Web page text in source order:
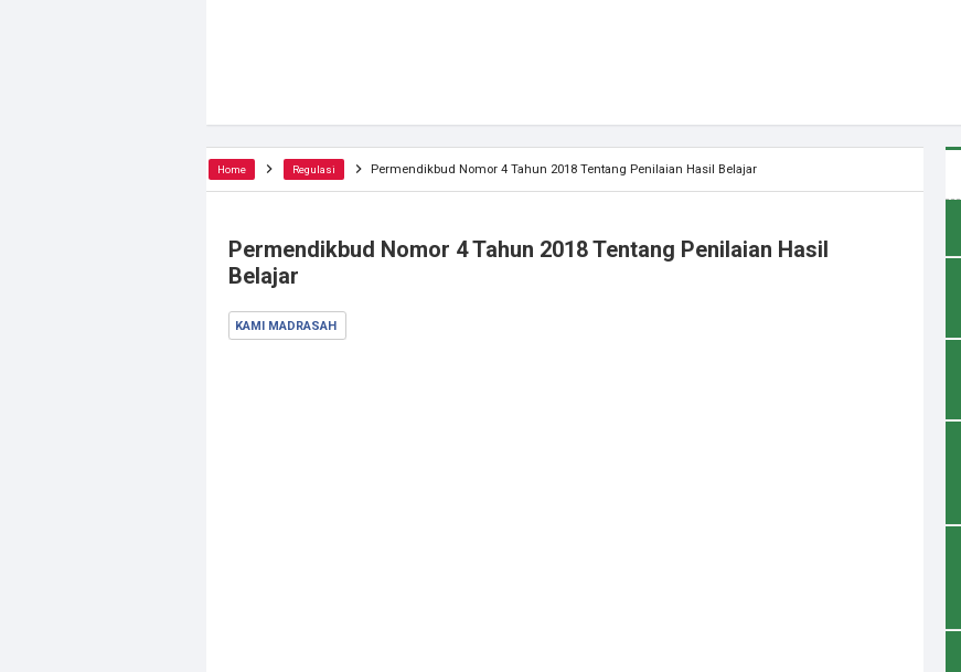
Home Regulasi Permendikbud Nomor 4 Tahun 2018 Tentang Penilaian Hasil Belajar
Permendikbud Nomor 4 Tahun 2018 Tentang Penilaian Hasil
Belajar
KAMI MADRASAH